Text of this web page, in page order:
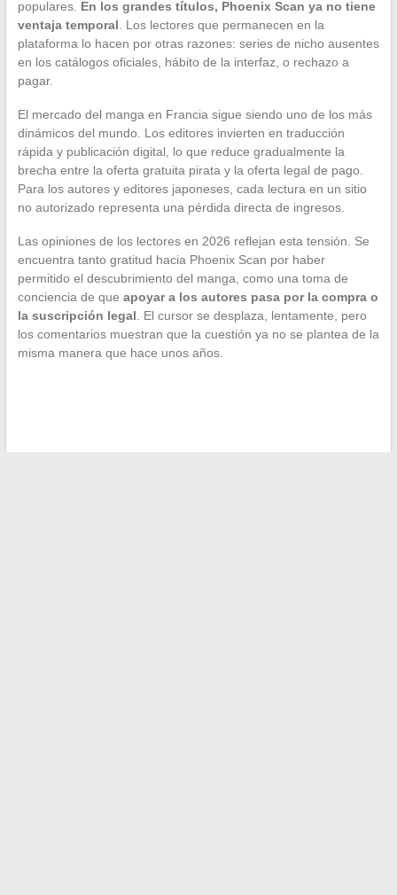
populares. En los grandes títulos, Phoenix Scan ya no tiene
ventaja temporal . Los lectores que permanecen en la
plataforma lo hacen por otras razones: series de nicho ausentes
en los catálogos oficiales, hábito de la interfaz, o rechazo a
pagar.
El mercado del manga en Francia sigue siendo uno de los más
dinámicos del mundo. Los editores invierten en traducción
rápida y publicación digital, lo que reduce gradualmente la
brecha entre la oferta gratuita pirata y la oferta legal de pago.
Para los autores y editores japoneses, cada lectura en un sitio
no autorizado representa una pérdida directa de ingresos.
Las opiniones de los lectores en 2026 reflejan esta tensión. Se
encuentra tanto gratitud hacia Phoenix Scan por haber
permitido el descubrimiento del manga, como una toma de
conciencia de que apoyar a los autores pasa por la compra o
la suscripción legal . El cursor se desplaza, lentamente, pero
los comentarios muestran que la cuestión ya no se plantea de la
misma manera que hace unos años.